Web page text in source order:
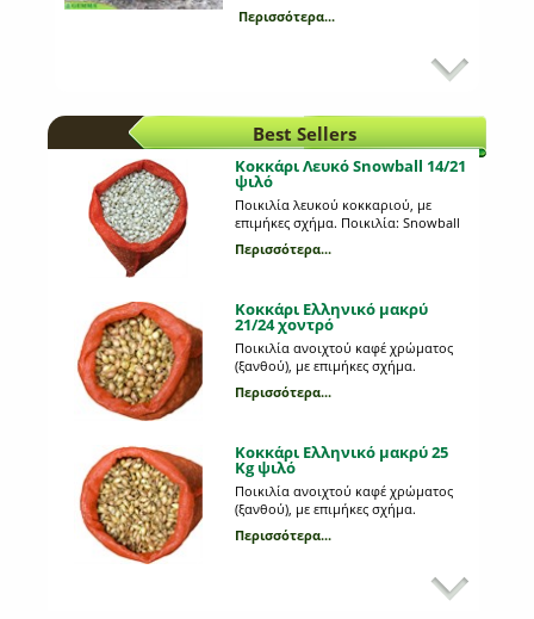
Περισσότερα...
πατάτα;
Περισσότερα...
Προβλάστηση πατατόσπορου
Ποια είναι τα πλεονεκτήματα της και
τι διαδικασία ακολουθούμε;
Κλάδεμα των φυτών: τι
διαδικασία ακολουθούμε;
Ποια η σημασία του κλαδέματος;
Κατηγορίες λιπασμάτων
Πως χωρίζουμε τα λιπάσματα;
Περισσότερα...
Best Sellers
Κοκκάρι Λευκό Snowball 14/21
ψιλό
Ποικιλία λευκού κοκκαριού, με
επιμήκες σχήμα. Ποικιλία: Snowball
Περισσότερα...
Κοκκάρι Ελληνικό μακρύ
21/24 χοντρό
Ποικιλία ανοιχτού καφέ χρώματος
(ξανθού), με επιμήκες σχήμα.
Περισσότερα...
Κοκκάρι Ελληνικό μακρύ 25
Kg ψιλό
Ποικιλία ανοιχτού καφέ χρώματος
(ξανθού), με επιμήκες σχήμα.
Περισσότερα...
Κοκκάρι μακρύ Sturon 21/24